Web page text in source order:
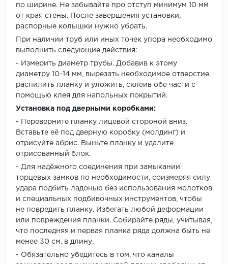
по ширине. Не забывайте про отступ минимум 10 мм
от края стены. После завершения установки,
распорные колышки нужно убрать.
При наличии труб или иных точек упора необходимо
выполнить следующие действия:
- Измерить диаметр трубы. Добавив к этому
диаметру 10-14 мм, вырезать необходимое отверстие,
распилить планку и уложить, склеив обе части с
помощью клея для напольных покрытий.
Установка под дверными коробками:
- Переверните планку лицевой стороной вниз.
Вставьте её под дверную коробку (молдинг) и
отрисуйте абрис. Выньте планку и удалите
отрисованный блок.
- Для надёжного соединения при замыкании
торцевых замков по необходимости, соизмеряя силу
удара подбить ладонью без использования молотков
и специальных подбивочных инструментов, чтобы
не повредить планку. Избегать любой деформации
или повреждения планки. Собирайте ряды, учитывая,
что последняя и первая планка ряда должна быть не
менее 30 см. в длину.
- Обязательно убедитесь в том, что каналы